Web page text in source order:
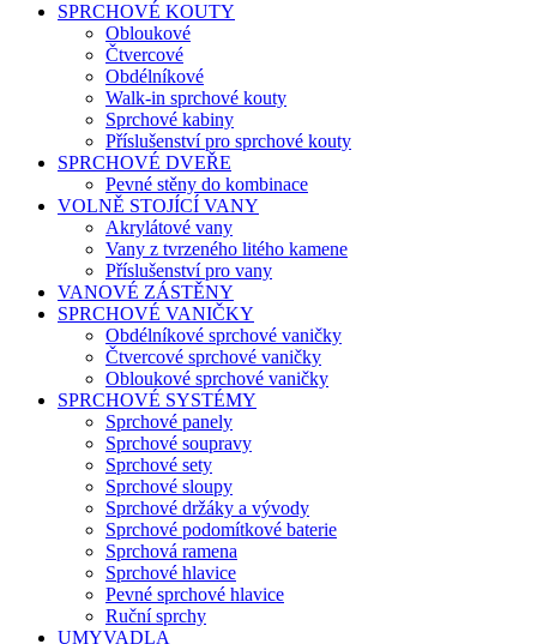
SPRCHOVÉ KOUTY
Obloukové
Čtvercové
Obdélníkové
Walk-in sprchové kouty
Sprchové kabiny
Příslušenství pro sprchové kouty
SPRCHOVÉ DVEŘE
Pevné stěny do kombinace
VOLNĚ STOJÍCÍ VANY
Akrylátové vany
Vany z tvrzeného litého kamene
Příslušenství pro vany
VANOVÉ ZÁSTĚNY
SPRCHOVÉ VANIČKY
Obdélníkové sprchové vaničky
Čtvercové sprchové vaničky
Obloukové sprchové vaničky
SPRCHOVÉ SYSTÉMY
Sprchové panely
Sprchové soupravy
Sprchové sety
Sprchové sloupy
Sprchové držáky a vývody
Sprchové podomítkové baterie
Sprchová ramena
Sprchové hlavice
Pevné sprchové hlavice
Ruční sprchy
UMYVADLA